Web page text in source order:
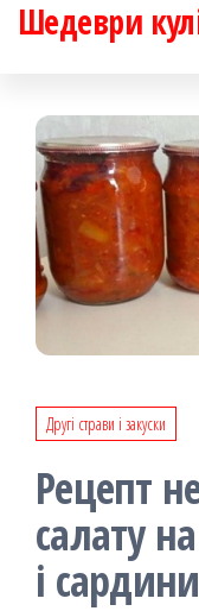
Перейти
Шедеври
Другі страви і закуски
Рецепт
салату
і сардини